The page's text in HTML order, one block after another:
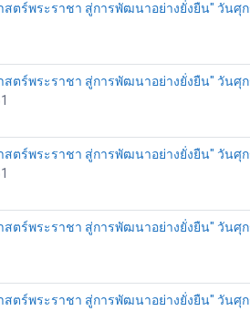
สตร์พระราชา สู่การพัฒนาอย่างยั่งยืน" วันศุก
สตร์พระราชา สู่การพัฒนาอย่างยั่งยืน" วันศุ
สตร์พระราชา สู่การพัฒนาอย่างยั่งยืน" วันศุ
สตร์พระราชา สู่การพัฒนาอย่างยั่งยืน" วันศุ
สตร์พระราชา สู่การพัฒนาอย่างยั่งยืน" วันศุ